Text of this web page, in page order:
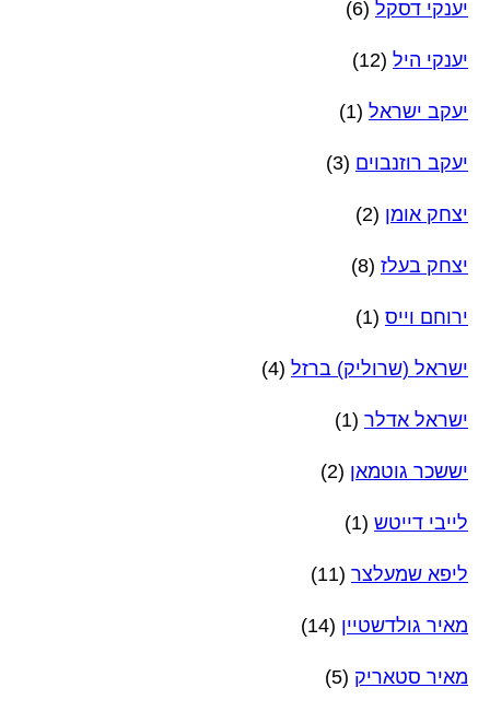
יענקי דסקל (6)
יענקי היל (12)
יעקב ישראל (1)
יעקב רוזנבוים (3)
יצחק אומן (2)
יצחק בעלז (8)
ירוחם וייס (1)
ישראל (שרוליק) ברזל (4)
ישראל אדלר (1)
יששכר גוטמאן (2)
לייבי דייטש (1)
ליפא שמעלצר (11)
מאיר גולדשטיין (14)
מאיר סטאריק (5)